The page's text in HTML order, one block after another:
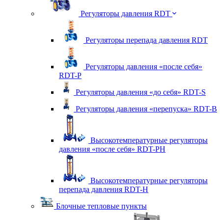
Регуляторы давления RDT
Регуляторы перепада давления RDT
Регуляторы давления «после себя»
RDT-P
Регуляторы давления «до себя» RDT-S
Регуляторы давления «перепуска» RDT-B
Высокотемпературные регуляторы
давления «после себя» RDT-PH
Высокотемпературные регуляторы
перепада давления RDT-H
Блочные тепловые пункты